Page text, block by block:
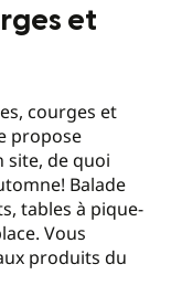
et
courges et
propose
site, de quoi
Balade
tables à pique-
Vous
produits du